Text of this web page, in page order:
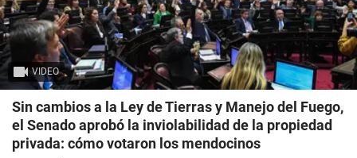
VIDEO
Sin cambios a la Ley de Tierras y Manejo del Fuego,
el Senado aprobó la inviolabilidad de la propiedad
privada: cómo votaron los mendocinos